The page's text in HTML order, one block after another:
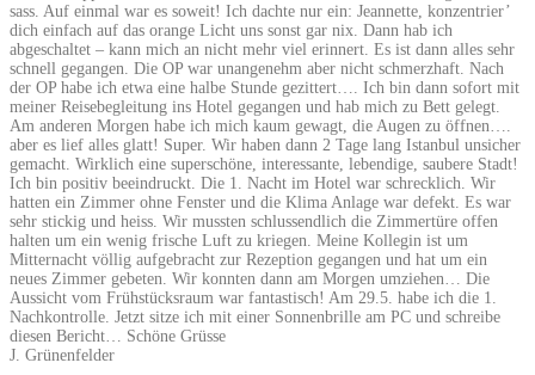
sass. Auf einmal war es soweit! Ich dachte nur ein: Jeannette, konzentrier’
dich einfach auf das orange Licht uns sonst gar nix. Dann hab ich
abgeschaltet – kann mich an nicht mehr viel erinnert. Es ist dann alles sehr
schnell gegangen. Die OP war unangenehm aber nicht schmerzhaft. Nach
der OP habe ich etwa eine halbe Stunde gezittert…. Ich bin dann sofort mit
meiner Reisebegleitung ins Hotel gegangen und hab mich zu Bett gelegt.
Am anderen Morgen habe ich mich kaum gewagt, die Augen zu öffnen….
aber es lief alles glatt! Super. Wir haben dann 2 Tage lang Istanbul unsicher
gemacht. Wirklich eine superschöne, interessante, lebendige, saubere Stadt!
Ich bin positiv beeindruckt. Die 1. Nacht im Hotel war schrecklich. Wir
hatten ein Zimmer ohne Fenster und die Klima Anlage war defekt. Es war
sehr stickig und heiss. Wir mussten schlussendlich die Zimmertüre offen
halten um ein wenig frische Luft zu kriegen. Meine Kollegin ist um
Mitternacht völlig aufgebracht zur Rezeption gegangen und hat um ein
neues Zimmer gebeten. Wir konnten dann am Morgen umziehen… Die
Aussicht vom Frühstücksraum war fantastisch! Am 29.5. habe ich die 1.
Nachkontrolle. Jetzt sitze ich mit einer Sonnenbrille am PC und schreibe
diesen Bericht… Schöne Grüsse
J. Grünenfelder